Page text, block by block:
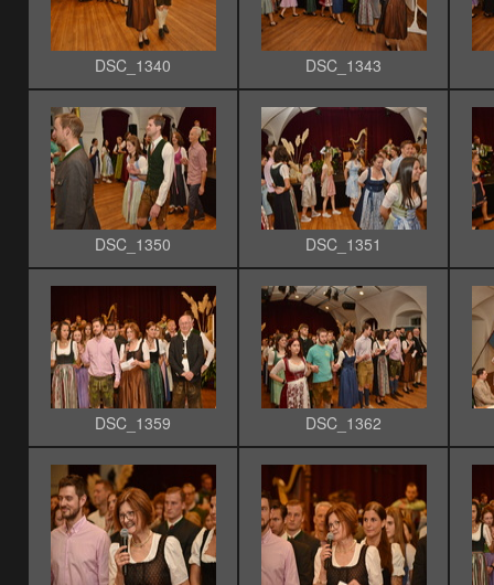
DSC_1340 DSC_1343
DSC_1350 DSC_1351
DSC_1359 DSC_1362